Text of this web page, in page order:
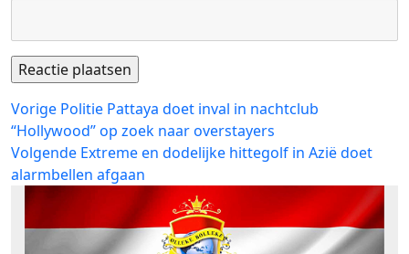
Bericht
navigatie
Vorige Vorig
bericht:
Politie Pattaya doet inval in nachtclub
“Hollywood” op zoek naar overstayers
Volgende Volgend
bericht:
Extreme en dodelijke hittegolf in Azië doet
alarmbellen afgaan